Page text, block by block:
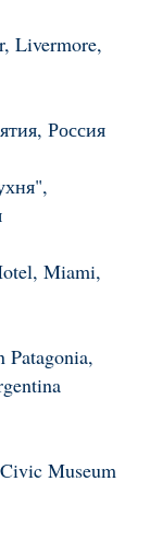
Livermore,
Россия
Miami,
Patagonia,
Museum